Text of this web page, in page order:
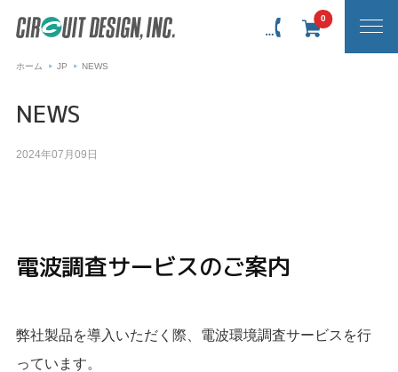
0
ホーム JP NEWS
NEWS
2024年07月09日
電波調査サービスのご案内
弊社製品を導入いただく際、電波環境調査サービスを行
っています。